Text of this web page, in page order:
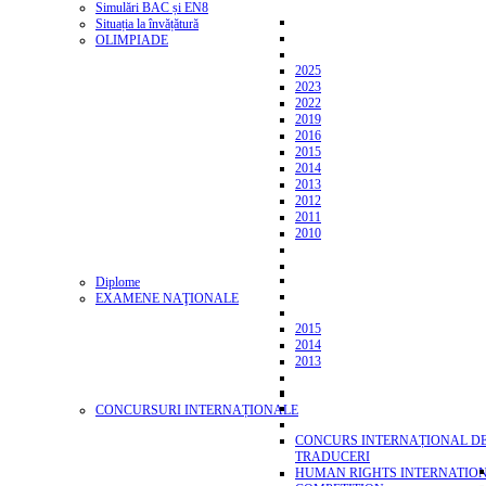
Simulări BAC și EN8
Situația la învățătură
OLIMPIADE
2025
2023
2022
2019
2016
2015
2014
2013
2012
2011
2010
Diplome
EXAMENE NAŢIONALE
2015
2014
2013
CONCURSURI INTERNAȚIONALE
CONCURS INTERNAȚIONAL
TRADUCERI
HUMAN RIGHTS